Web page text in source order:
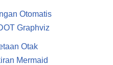
Otomatis
Graphviz
Otak
Mermaid